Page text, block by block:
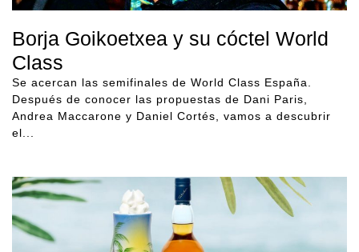
Borja Goikoetxea y su cóctel World
Class
Se acercan las semifinales de World Class España.
Después de conocer las propuestas de Dani Paris,
Andrea Maccarone y Daniel Cortés, vamos a descubrir
el...